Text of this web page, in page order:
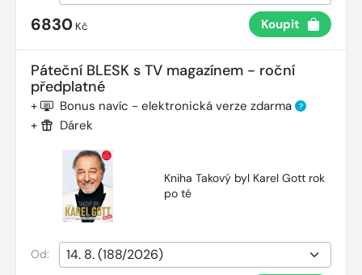
6830 Kč Koupit
Páteční BLESK s TV magazínem - roční
předplatné
+ Bonus navíc - elektronická verze zdarma ?
+ Dárek
Kniha Takový byl Karel Gott rok
po té
Od: